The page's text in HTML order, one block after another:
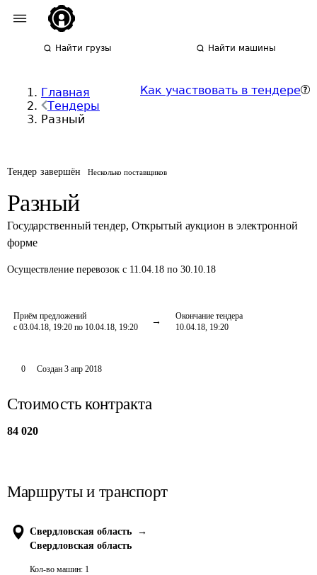
Найти грузы Найти машины
Главная
Тендеры
Разный
Как участвовать в тендере
Тендер завершён Несколько поставщиков
Разный
Государственный тендер, Открытый аукцион в электронной
форме
Осуществление перевозок с 11.04.18 по 30.10.18
Приём предложений
с 03.04.18, 19:20 по 10.04.18, 19:20
Окончание тендера
10.04.18, 19:20
0 Создан 3 апр 2018
Стоимость контракта
84 020
Маршруты и транспорт
Свердловская область
→
Свердловская область
Кол-во машин: 1